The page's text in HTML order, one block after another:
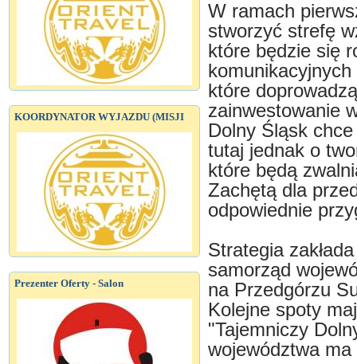
KOORDYNATOR WYJAZDU (MISJI
Prezenter Oferty - Salon
W ramach
stworzyć strefę
które będzie się
które
zainwestowanie
Dolny Śląsk
tutaj jednak o
które będą
Zachętą dla
odpowiednie
Strategia
samorząd
na Przedgórzu
Kolejne spoty
"Tajemniczy
województwa